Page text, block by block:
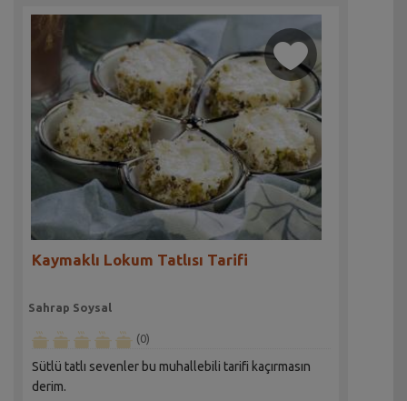
Kaymaklı Lokum Tatlısı Tarifi
Sahrap Soysal
(0)
Sütlü tatlı sevenler bu muhallebili tarifi kaçırmasın
derim.